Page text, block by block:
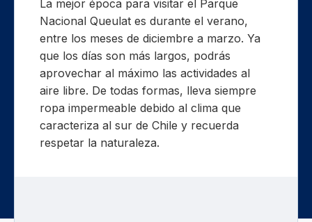
La mejor época para visitar el Parque
Nacional Queulat es durante el verano,
entre los meses de diciembre a marzo. Ya
que los días son más largos, podrás
aprovechar al máximo las actividades al
aire libre. De todas formas, lleva siempre
ropa impermeable debido al clima que
caracteriza al sur de Chile y recuerda
respetar la naturaleza.